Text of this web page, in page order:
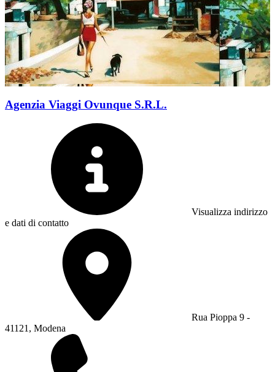
Agenzia Viaggi Ovunque S.R.L.
Visualizza indirizzo
e dati di contatto
Rua Pioppa 9 -
41121, Modena